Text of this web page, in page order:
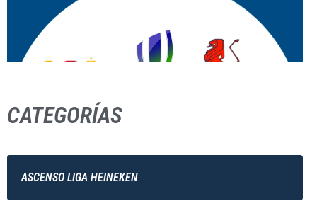
CATEGORÍAS
ASCENSO LIGA HEINEKEN